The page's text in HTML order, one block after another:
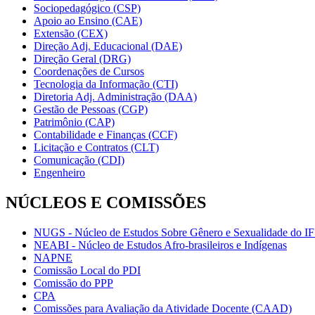
Sociopedagógico (CSP)
Apoio ao Ensino (CAE)
Extensão (CEX)
Direção Adj. Educacional (DAE)
Direção Geral (DRG)
Coordenações de Cursos
Tecnologia da Informação (CTI)
Diretoria Adj. Administração (DAA)
Gestão de Pessoas (CGP)
Patrimônio (CAP)
Contabilidade e Finanças (CCF)
Licitação e Contratos (CLT)
Comunicação (CDI)
Engenheiro
NÚCLEOS E COMISSÕES
NUGS - Núcleo de Estudos Sobre Gênero e Sexualidade do
NEABI - Núcleo de Estudos Afro-brasileiros e Indígenas
NAPNE
Comissão Local do PDI
Comissão do PPP
CPA
Comissões para Avaliação da Atividade Docente (CAAD)